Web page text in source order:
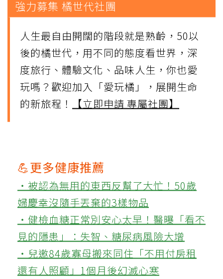
強力募集 橘世代社團
人生最自由開闊的階段就是熟齡，50以
後的橘世代，用不同的態度看世界，深
度旅行、體驗文化、品味人生，你也愛
玩嗎？歡迎加入「愛玩橘」，展開生命
的新旅程！
【立即申請 專屬社團】
💪更多健康推薦
‧被認為無用的東西反幫了大忙！50歲
婦慶幸沒隨手丟棄的3樣物品
‧健檢血糖正常別安心太早！醫曝「看不
見的隱患」：失智、糖尿病風險大增
‧兒邀84歲寡母搬來同住「不用付房租
還有人照顧」1個月後幻滅心寒